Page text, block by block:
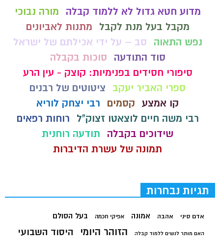
מדוע חטא גדול לא ללמוד קבלה
מורה נבוכי
מקבל בעל מנת לקבל
מתנות לאביונים
נפש התאוה
סב – על ידי אכילתם של ישראל
סוד התודעה
סוכות בקבלה
סיפורי חסידים בפנימיות: קוצק - עין הרע
ספרי האביר יעקב
ציטוטים של רבנים
קו אמצע קסמים
רבי יצחק לוריא
רבי משה חיים לוצאטו זצוק"ל
רוחות רפאים
שידוכים בקבלה
תודעה רוחנית
תמונה של עשרת הדיברות
תגיות נבחרות
אדם סיני אהבה אמונה אפיקי חכמה בעל הסולם
האם מותר לנשים ללמוד קבלה הזוהר היומי היסוד השבועי